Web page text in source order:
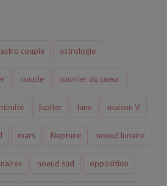
astro couple astrologie
couple courrier du coeur
jupiter lune maison V
mars Neptune noeud lunaire
noeud sud opposition